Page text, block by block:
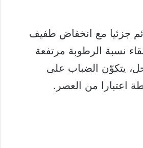
جزئيا مع انخفاض طفيف
نسبة الرطوبة مرتفعة
يتكوّن الضباب على
اعتبارا من العصر.